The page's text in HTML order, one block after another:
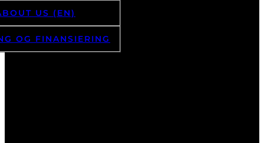
US (EN)
OG FINANSIERING